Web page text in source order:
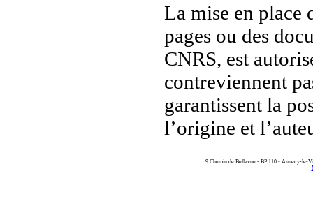
La mise en place
pages ou des
CNRS, est
contreviennent
garantissent la
l’origine et
9 Chemin de Bellevue - BP 110 - Annecy-le-